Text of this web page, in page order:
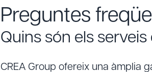
Preguntes
Quins són els
CREA Group ofereix una àmplia